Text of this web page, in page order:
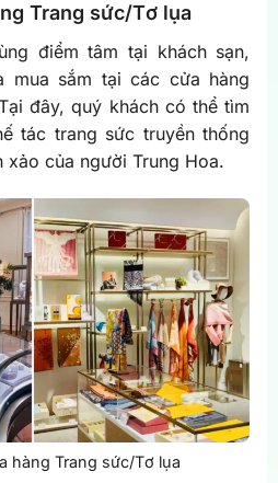
Trang sức/Tơ lụa
điểm tâm tại khách sạn,
mua sắm tại các cửa hàng
đây, quý khách có thể tìm
tác trang sức truyền thống
xảo của người Trung Hoa.
hàng Trang sức/Tơ lụa